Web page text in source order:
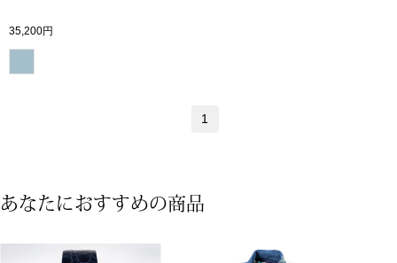
35,200円
1
あなたにおすすめの商品